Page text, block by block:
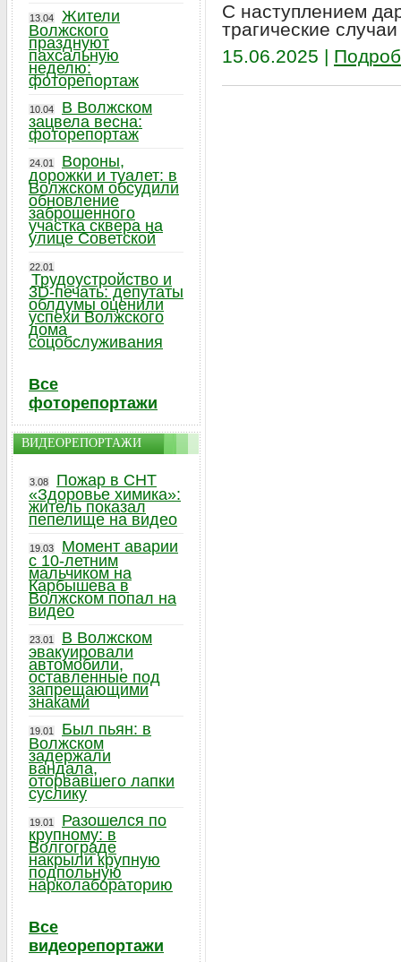
С наступлением
трагические
15.06.2025 |
13.04
Жители
Волжского
празднуют
пахсальную
неделю:
фоторепортаж
10.04
В Волжском
зацвела весна:
фоторепортаж
24.01
Вороны,
дорожки и туалет: в
Волжском обсудили
обновление
заброшенного
участка сквера на
улице Советской
22.01
Трудоустройство и
3D-печать: депутаты
облдумы оценили
успехи Волжского
дома
соцобслуживания
Все
фоторепортажи
ВИДЕОРЕПОРТАЖИ
3.08
Пожар в СНТ
«Здоровье химика»:
житель показал
пепелище на видео
19.03
Момент аварии
с 10-летним
мальчиком на
Карбышева в
Волжском попал на
видео
23.01
В Волжском
эвакуировали
автомобили,
оставленные под
запрещающими
знаками
19.01
Был пьян: в
Волжском
задержали
вандала,
оторвавшего лапки
суслику
19.01
Разошелся по
крупному: в
Волгограде
накрыли крупную
подпольную
нарколабораторию
Все
видеорепортажи